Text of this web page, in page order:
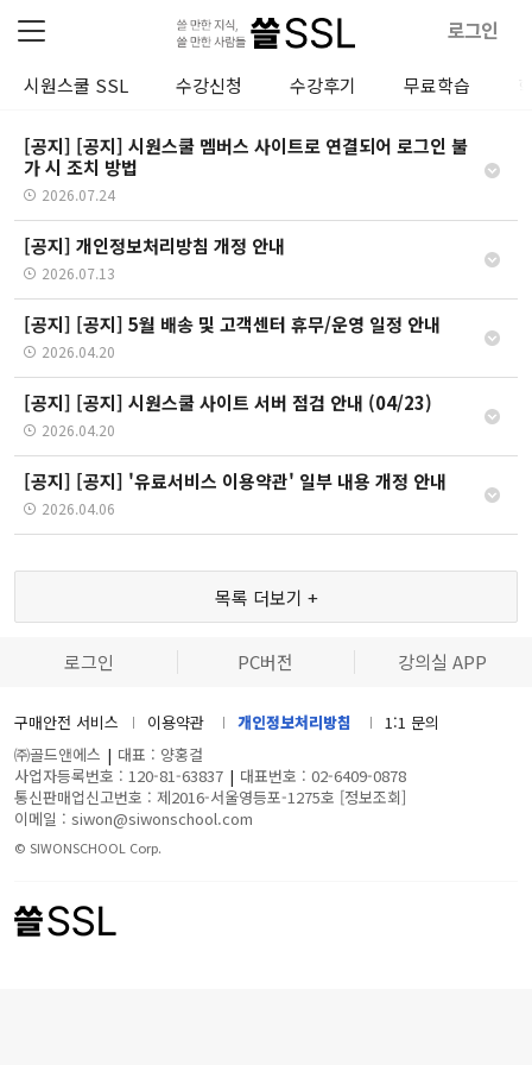
로그인
시원스쿨 SSL 수강신청 수강후기 무료학습
[공지] [공지] 시원스쿨 멤버스 사이트로 연결되어 로그인 불
가 시 조치 방법
2026.07.24
[공지] 개인정보처리방침 개정 안내
2026.07.13
[공지] [공지] 5월 배송 및 고객센터 휴무/운영 일정 안내
2026.04.20
[공지] [공지] 시원스쿨 사이트 서버 점검 안내 (04/23)
2026.04.20
[공지] [공지] '유료서비스 이용약관' 일부 내용 개정 안내
2026.04.06
목록 더보기 +
로그인 PC버전 강의실 APP
구매안전 서비스 이용약관 개인정보처리방침
1:1 문의
㈜골드앤에스 | 대표 : 양홍걸
사업자등록번호 : 120-81-63837 | 대표번호 : 02-6409-0878
통신판매업신고번호 : 제2016-서울영등포-1275호 [정보조회]
이메일 : siwon@siwonschool.com
© SIWONSCHOOL Corp.